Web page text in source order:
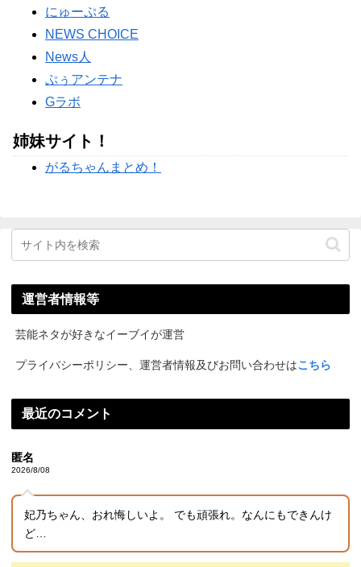
Powered by livedoor 相互RSS
にゅーぷる
NEWS CHOICE
News人
ぷぅアンテナ
Gラボ
姉妹サイト！
がるちゃんまとめ！
運営者情報等
芸能ネタが好きなイーブイが運営
プライバシーポリシー、運営者情報及びお問い合わせはこちら
最近のコメント
匿名
2026/8/08
妃乃ちゃん、おれ悔しいよ。 でも頑張れ。なんにもできんけ
ど…